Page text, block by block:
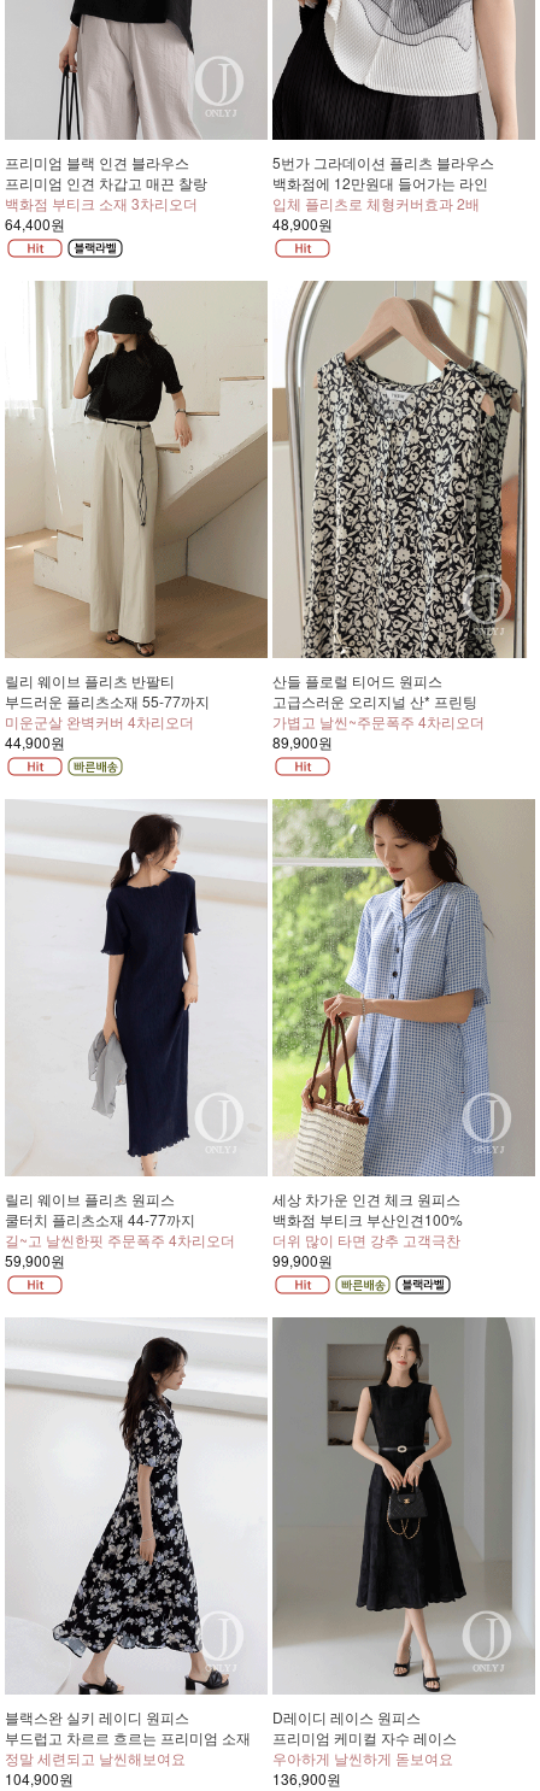
프리미엄 블랙 인견 블라우스
프리미엄 인견 차갑고 매끈 찰랑
백화점 부티크 소재 3차리오더
64,400원
5번가 그라데이션 플리츠 블라우스
백화점에 12만원대 들어가는 라인
입체 플리츠로 체형커버효과 2배
48,900원
릴리 웨이브 플리츠 반팔티
부드러운 플리츠소재 55-77까지
미운군살 완벽커버 4차리오더
44,900원
산들 플로럴 티어드 원피스
고급스러운 오리지널 산* 프린팅
가볍고 날씬~주문폭주 4차리오더
89,900원
릴리 웨이브 플리츠 원피스
쿨터치 플리츠소재 44-77까지
길~고 날씬한핏 주문폭주 4차리오더
59,900원
세상 차가운 인견 체크 원피스
백화점 부티크 부산인견100%
더위 많이 타면 강추 고객극찬
99,900원
블랙스완 실키 레이디 원피스
부드럽고 차르르 흐르는 프리미엄 소재
정말 세련되고 날씬해보여요
104,900원
D레이디 레이스 원피스
프리미엄 케미컬 자수 레이스
우아하게 날씬하게 돋보여요
136,900원